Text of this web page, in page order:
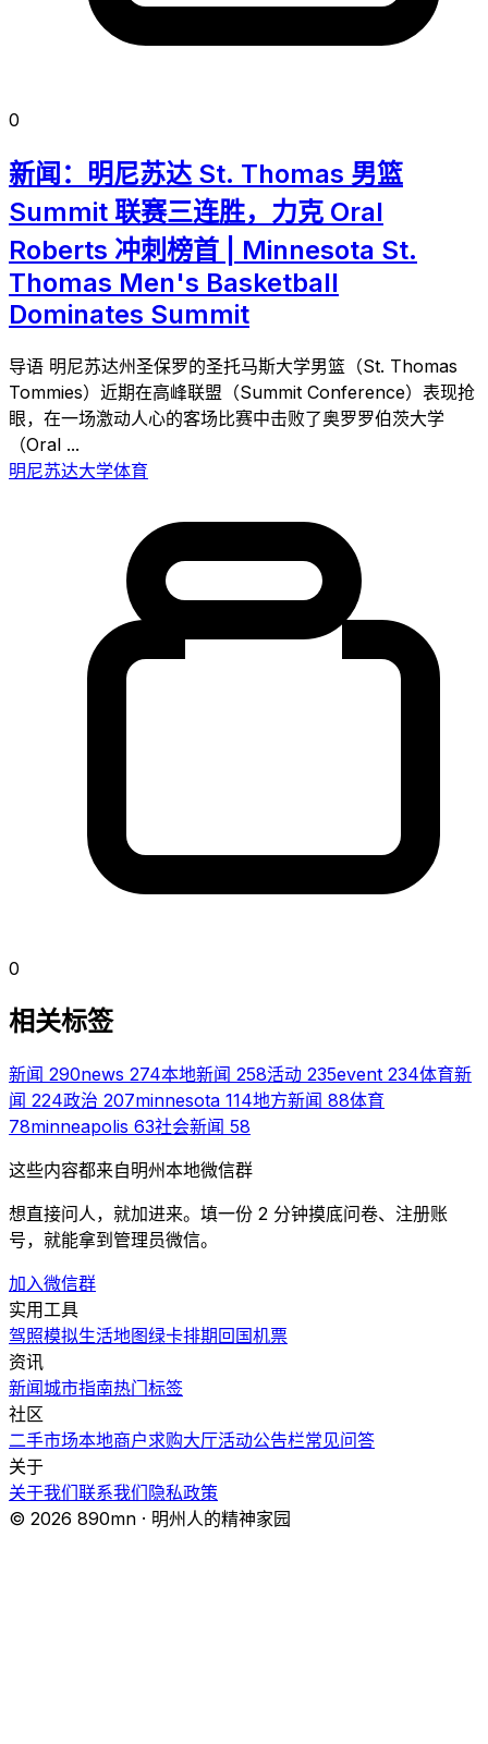
0
新闻：明尼苏达 St. Thomas 男篮
Summit 联赛三连胜，力克 Oral
Roberts 冲刺榜首 | Minnesota St.
Thomas Men's Basketball
Dominates Summit
导语 明尼苏达州圣保罗的圣托马斯大学男篮（St. Thomas
Tommies）近期在高峰联盟（Summit Conference）表现抢
眼，在一场激动人心的客场比赛中击败了奥罗罗伯茨大学
（Oral ...
明尼苏达大学体育
0
相关标签
新闻 290news 274本地新闻 258活动 235event 234体育新
闻 224政治 207minnesota 114地方新闻 88体育
78minneapolis 63社会新闻 58
这些内容都来自明州本地微信群
想直接问人，就加进来。填一份 2 分钟摸底问卷、注册账
号，就能拿到管理员微信。
加入微信群
实用工具
驾照模拟生活地图绿卡排期 回国机票
资讯
新闻城市指南热门标签
社区
二手市场本地商户求购大厅活动公告栏常见问答
关于
关于我们联系我们 隐私政策
© 2026 890mn · 明州人的精神家园